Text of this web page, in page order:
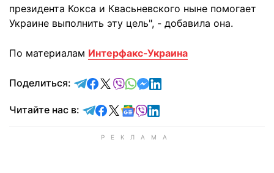
президента Кокса и Квасьневского ныне помогает
Украине выполнить эту цель", - добавила она.
По материалам Интерфакс-Украина
Поделиться: отправить в Telegram
поделиться в Facebook
поделиться в X
отправить в Viber
отправить в Whatsapp
отправить в Messenger
отправить в LinkedIn
Читайте нас в: Читайте в Telegram
Читайте в Facebook
Читайте в X
Читайте в Google news
Читайте в Viber
Читайте в LinkedIn